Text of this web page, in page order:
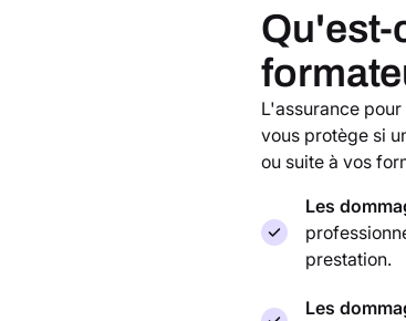
Qu'est-
L'assurance
vous protège si
ou suite à vos
Les
prestation.
Les